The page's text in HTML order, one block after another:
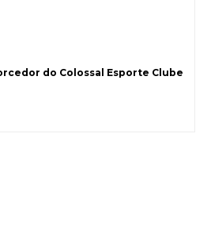
do Colossal Esporte Clube